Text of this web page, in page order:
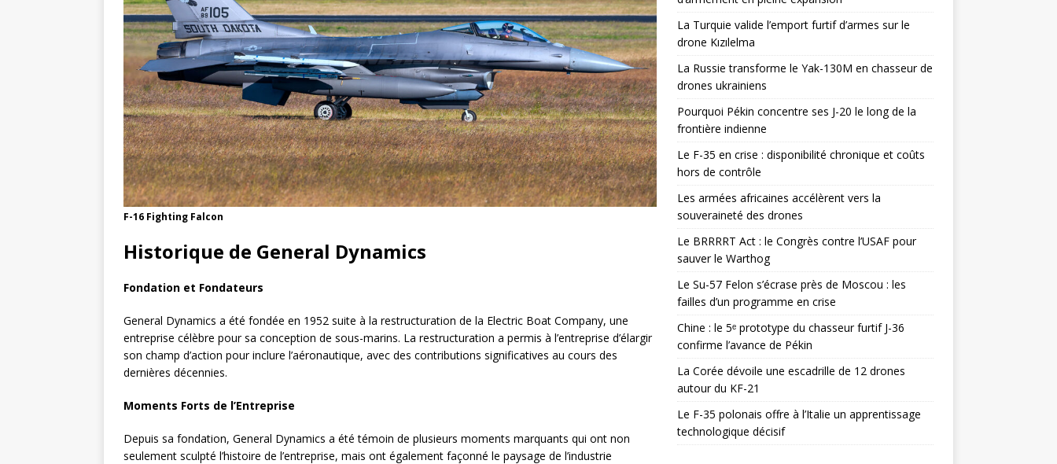
F-16 Fighting Falcon
Historique de General Dynamics
Fondation et Fondateurs
General Dynamics a été fondée en 1952 suite à la restructuration de la Electric Boat Company, une
entreprise célèbre pour sa conception de sous-marins. La restructuration a permis à l’entreprise d’élargir
son champ d’action pour inclure l’aéronautique, avec des contributions significatives au cours des
dernières décennies.
Moments Forts de l’Entreprise
Depuis sa fondation, General Dynamics a été témoin de plusieurs moments marquants qui ont non
seulement sculpté l’histoire de l’entreprise, mais ont également façonné le paysage de l’industrie
La Turquie valide l’emport furtif d’armes sur le
drone Kızılelma
La Russie transforme le Yak-130M en chasseur de
drones ukrainiens
Pourquoi Pékin concentre ses J-20 le long de la
frontière indienne
Le F-35 en crise : disponibilité chronique et coûts
hors de contrôle
Les armées africaines accélèrent vers la
souveraineté des drones
Le BRRRRT Act : le Congrès contre l’USAF pour
sauver le Warthog
Le Su-57 Felon s’écrase près de Moscou : les
failles d’un programme en crise
Chine : le 5ᵉ prototype du chasseur furtif J-36
confirme l’avance de Pékin
La Corée dévoile une escadrille de 12 drones
autour du KF-21
Le F-35 polonais offre à l’Italie un apprentissage
technologique décisif